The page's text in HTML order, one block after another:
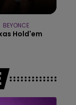
BEYONCE
Hold'em